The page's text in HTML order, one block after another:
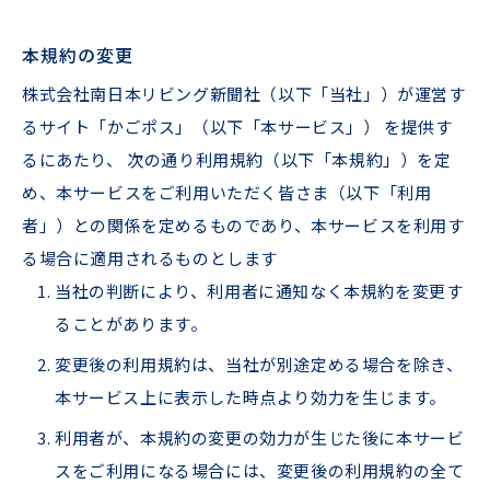
本規約の変更
株式会社南⽇本リビング新聞社（以下「当社」）が運営す
るサイト「かごポス」（以下「本サービス」） を提供す
るにあたり、 次の通り利⽤規約（以下「本規約」）を定
め、本サービスをご利⽤いただく皆さま（以下「利⽤
者」）との関係を定めるものであり、本サービスを利⽤す
る場合に適⽤されるものとします
当社の判断により、利⽤者に通知なく本規約を変更す
ることがあります。
変更後の利⽤規約は、当社が別途定める場合を除き、
本サービス上に表⽰した時点より効⼒を⽣じます。
利⽤者が、本規約の変更の効⼒が⽣じた後に本サービ
スをご利⽤になる場合には、変更後の利⽤規約の全て